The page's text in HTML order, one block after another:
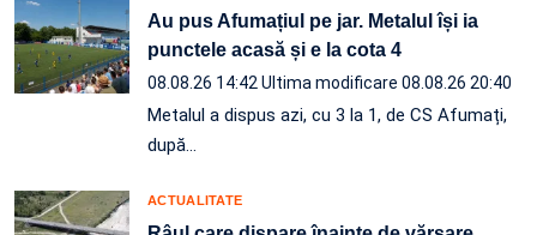
Au pus Afumațiul pe jar. Metalul își ia
punctele acasă și e la cota 4
08.08.26 14:42 Ultima modificare 08.08.26 20:40
Metalul a dispus azi, cu 3 la 1, de CS Afumați,
după…
ACTUALITATE